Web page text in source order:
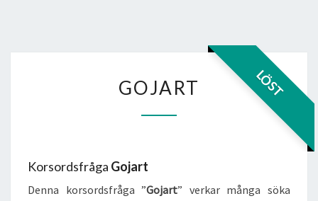
LÖST
GOJART
Korsordsfråga Gojart
Denna korsordsfråga ”Gojart” verkar många söka